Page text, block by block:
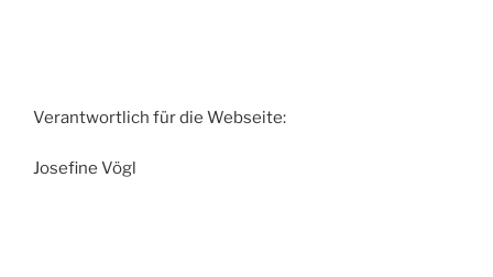
Verantwortlich für die Webseite:
Josefine Vögl